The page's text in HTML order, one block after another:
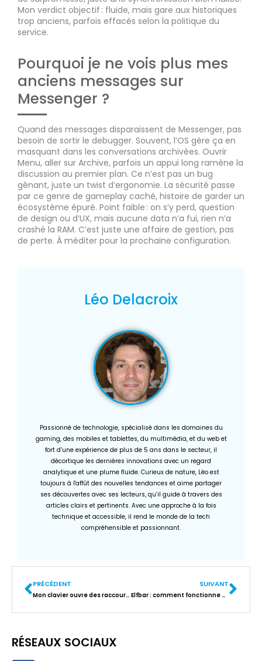
Mon verdict objectif : fluide, mais gare aux historiques
trop anciens, parfois effacés selon la politique du
service.
Pourquoi je ne vois plus mes
anciens messages sur
Messenger ?
Quand des messages disparaissent de Messenger, pas
besoin de sortir le debugger. Souvent, l’OS gère ça en
masquant dans les conversations archivées. Ouvrir
Menu, aller sur Archive, parfois un appui long ramène la
discussion au premier plan. Ce n’est pas un bug
gênant, juste un twist d’ergonomie. La sécurité passe
par ce genre de gameplay caché, histoire de garder un
écosystème épuré. Point faible : on s’y perd, question
de design ou d’UX, mais aucune data n’a fui, rien n’a
crashé la RAM. C’est juste une affaire de gestion, pas
de perte. À méditer pour la prochaine configuration.
Léo Delacroix
Passionné de technologie, spécialisé dans les domaines du
gaming, des mobiles et tablettes, du multimédia, et du web et
fort d’une expérience de plus de 5 ans dans le secteur, il
décortique les dernières innovations avec un regard
analytique et une plume fluide. Curieux de nature, Léo est
toujours à l'affût des nouvelles tendances et aime partager
ses découvertes avec ses lecteurs, qu’il guide à travers des
articles clairs et pertinents. Avec une approche à la fois
technique et accessible, il rend le monde de la tech
compréhensible et passionnant.
PRÉCÉDENT
Mon clavier ouvre des raccourcis : la méthode pour retrouver un usage normal
SUIVANT
Elfbar : comment fonctionne cette cigarette électronique ?
RÉSEAUX SOCIAUX